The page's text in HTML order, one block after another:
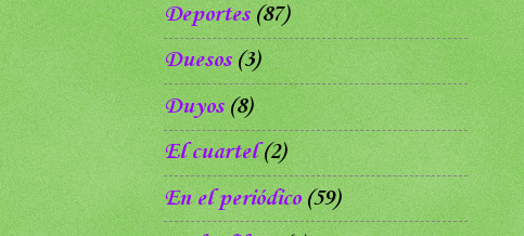
Deportes (87)
Duesos (3)
Duyos (8)
El cuartel (2)
En el periódico (59)